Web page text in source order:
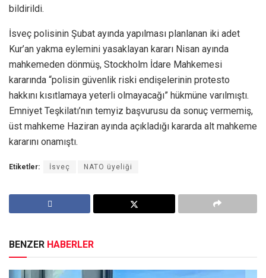
bildirildi.
İsveç polisinin Şubat ayında yapılması planlanan iki adet
Kur’an yakma eylemini yasaklayan kararı Nisan ayında
mahkemeden dönmüş, Stockholm İdare Mahkemesi
kararında “polisin güvenlik riski endişelerinin protesto
hakkını kısıtlamaya yeterli olmayacağı” hükmüne varılmıştı.
Emniyet Teşkilatı’nın temyiz başvurusu da sonuç vermemiş,
üst mahkeme Haziran ayında açıkladığı kararda alt mahkeme
kararını onamıştı.
Etiketler: İsveç NATO üyeliği
BENZER HABERLER